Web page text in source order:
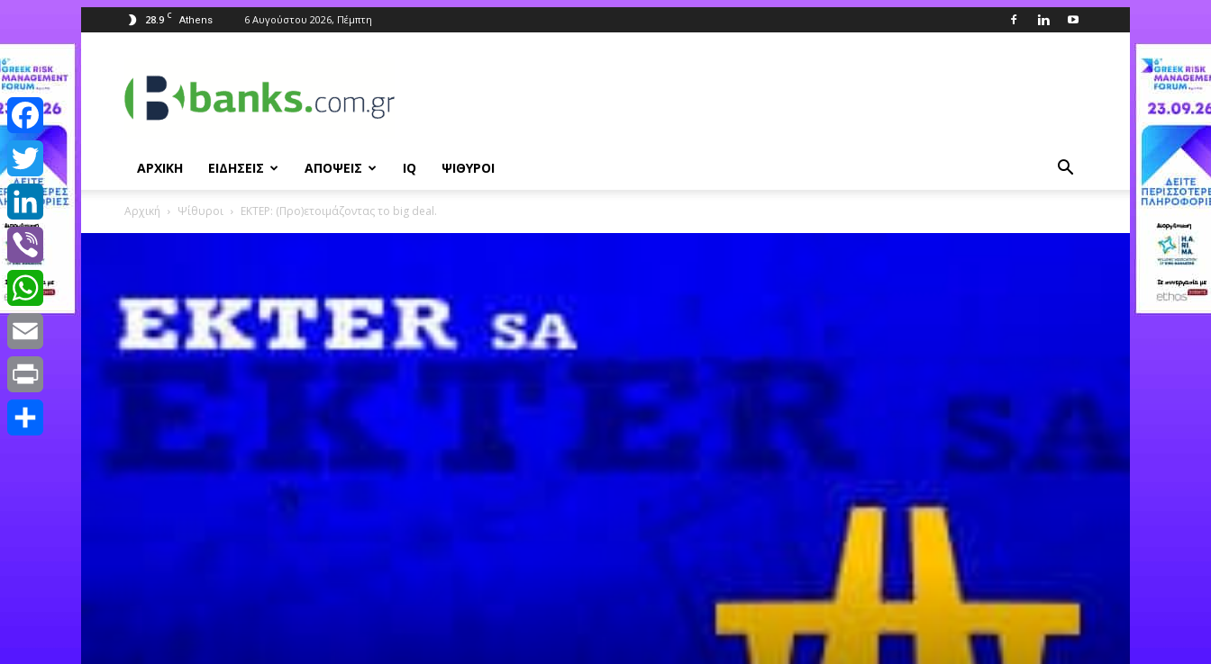
28.9 C Athens 6 Αυγούστου 2026, Πέμπτη
ΑΡΧΙΚΗ ΕΙΔΗΣΕΙΣ ΑΠΟΨΕΙΣ IQ ΨΙΘΥΡΟΙ
Αρχική Ψίθυροι ΕΚΤΕΡ: (Προ)ετοιμάζοντας το big deal.
Facebook
Twitter
LinkedIn
Viber
WhatsApp
Email
Print